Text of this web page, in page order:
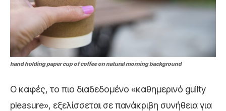
hand holding paper cup of coffee on natural morning background
Ο καφές, το πιο διαδεδομένο «καθημερινό guilty
pleasure», εξελίσσεται σε πανάκριβη συνήθεια για